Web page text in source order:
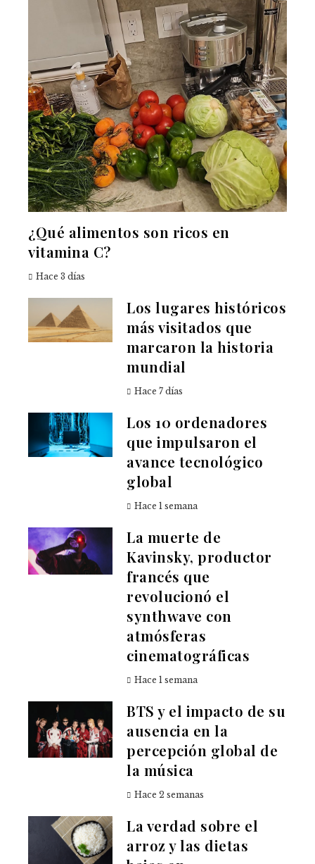
¿Qué alimentos son ricos en
vitamina C?
Hace 3 días
Los lugares históricos
más visitados que
marcaron la historia
mundial
Hace 7 días
Los 10 ordenadores
que impulsaron el
avance tecnológico
global
Hace 1 semana
La muerte de
Kavinsky, productor
francés que
revolucionó el
synthwave con
atmósferas
cinematográficas
Hace 1 semana
BTS y el impacto de su
ausencia en la
percepción global de
la música
Hace 2 semanas
La verdad sobre el
arroz y las dietas